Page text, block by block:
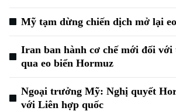
Mỹ tạm dừng chiến dịch mở lại
Iran ban hành cơ chế mới đối với
qua eo biển Hormuz
Ngoại trưởng Mỹ: Nghị quyết
với Liên hợp quốc